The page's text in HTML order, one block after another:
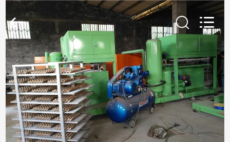
THUIS
PRODUCTEN
VIDEOS
Packing
Machinery
Factory.
Rights
Reserved.